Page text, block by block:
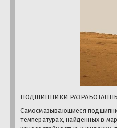
ПОДШИПНИКИ
Самосмазывающиеся
температурах, найденных в